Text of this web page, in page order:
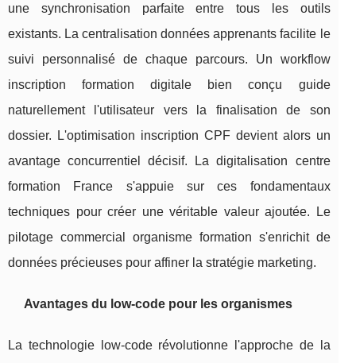
une synchronisation parfaite entre tous les outils
existants. La centralisation données apprenants facilite le
suivi personnalisé de chaque parcours. Un workflow
inscription formation digitale bien conçu guide
naturellement l'utilisateur vers la finalisation de son
dossier. L'optimisation inscription CPF devient alors un
avantage concurrentiel décisif. La digitalisation centre
formation France s'appuie sur ces fondamentaux
techniques pour créer une véritable valeur ajoutée. Le
pilotage commercial organisme formation s'enrichit de
données précieuses pour affiner la stratégie marketing.
Avantages du low-code pour les organismes
La technologie low-code révolutionne l'approche de la